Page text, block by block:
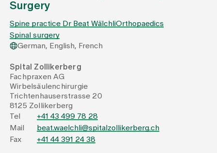
Team
Assigning
Events
About us
Latest news
Surgery
Spine practice Dr Beat WälchliOrthopaedics
Spinal surgery
German, English, French
Spital Zollikerberg
Fachpraxen AG
Wirbelsäulenchirurgie
Trichtenhauserstrasse 20
8125 Zollikerberg
Tel
+41 43 499 78 28
Mail
beat.waelchli@spitalzollikerberg.ch
Fax
+41 44 391 24 38